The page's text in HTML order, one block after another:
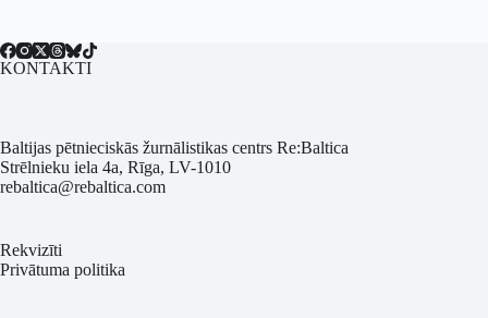
KONTAKTI
Baltijas pētnieciskās žurnālistikas centrs Re:Baltica
Strēlnieku iela 4a, Rīga, LV-1010
rebaltica@rebaltica.com
Rekvizīti
Privātuma politika